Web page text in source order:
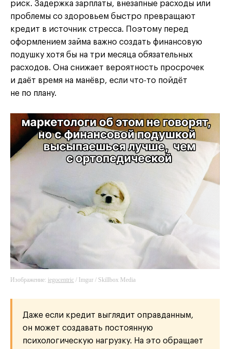
риск. Задержка зарплаты, внезапные расходы или
проблемы со здоровьем быстро превращают
кредит в источник стресса. Поэтому перед
оформлением займа важно создать финансовую
подушку хотя бы на три месяца обязательных
расходов. Она снижает вероятность просрочек
и даёт время на манёвр, если что-то пойдёт
не по плану.
Изображение: iegocentric / Imgur / Skillbox Media
Даже если кредит выглядит оправданным,
он может создавать постоянную
психологическую нагрузку. На это обращает